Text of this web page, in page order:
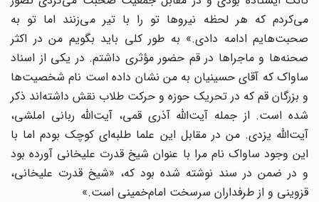
می‌کردم که هر لحظه نیروها تو را با تیر می‌زنند اما تو به
صحبت‌هایم ادامه دادی.» به طور کلی باید بگویم من در اکثر
صحنه‌ها و ماجراها در قم حضور مؤثری داشتم. در یکی از اسناد
ساواک که آقای حسینیان به من نشان داده است نام شخصیت‌ها
و بزرگان قم که در تحریک حوزه و حرکت طلاب نقش داشته‌اند ذکر
شده است. از جمله آیت‌الله آذری قمی، آیت‌الله ربانی املشی،
آیت‌الله یزدی. من در مقابل این علما طلبه‌ای کوچک بودم اما با
این وجود ساواک نام مرا با عنوان شیخ قدرت علیخانی آورده بود
و در ضمن در سند نوشته شده بود که، «شیخ قدرت علیخانی،
قزوینی و از طرفداران سرسخت امام‌خمینی است.»